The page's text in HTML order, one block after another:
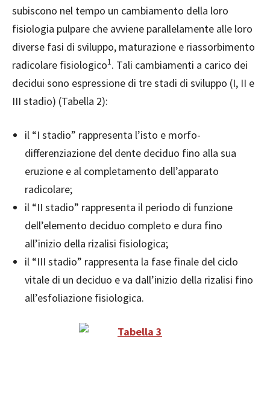
subiscono nel tempo un cambiamento della loro
fisiologia pulpare che avviene parallelamente alle loro
diverse fasi di sviluppo, maturazione e riassorbimento
radicolare fisiologico1. Tali cambiamenti a carico dei
decidui sono espressione di tre stadi di sviluppo (I, II e
III stadio) (Tabella 2):
il “I stadio” rappresenta l’isto e morfo-
differenziazione del dente deciduo fino alla sua
eruzione e al completamento dell’apparato
radicolare;
il “II stadio” rappresenta il periodo di funzione
dell’elemento deciduo completo e dura fino
all’inizio della rizalisi fisiologica;
il “III stadio” rappresenta la fase finale del ciclo
vitale di un deciduo e va dall’inizio della rizalisi fino
all’esfoliazione fisiologica.